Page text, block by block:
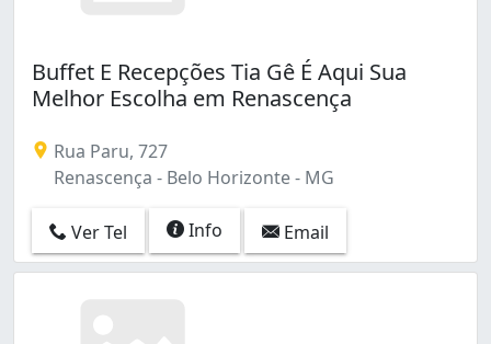
Buffet E Recepções Tia Gê É Aqui Sua
Melhor Escolha em Renascença
Rua Paru, 727
Renascença - Belo Horizonte - MG
Ver Tel Info Email